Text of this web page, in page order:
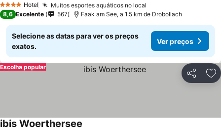
4 EstrelasHotel Muitos esportes aquáticos no local
8,6 Excelente 567 Faak am See, a 1.5 km de Drobollach
Selecione as datas para ver os preços
exatos.
Ver preços
Partilhar
Escolha popular
ibis Woerthersee